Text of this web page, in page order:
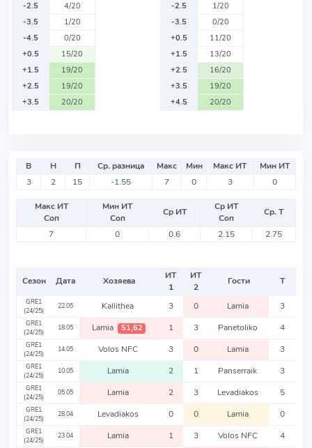
-2.5
4/20
-3.5
1/20
-4.5
0/20
+0.5
15/20
+1.5
19/20
+2.5
19/20
+3.5
20/20
-2.5
1/20
-3.5
0/20
+0.5
11/20
+1.5
13/20
+2.5
16/20
+3.5
19/20
+4.5
20/20
В Н П Ср. разница Макс Мин Макс ИТ
Мин ИТ
3
2 15 -1.55 7 0 3 0
Макс ИТ
Соп
Мин ИТ
Соп
Ср ИТ
Ср ИТ
Соп
Ср. Т
7
0 0.6 2.15 2.75
Сезон Дата Хозяева
ИТ
1
ИТ
2
Гости Т
GRE1
(24/25)
22.05 Kallithea 3 0 Lamia 3
GRE1
(24/25)
18.05 Lamia 51,62 1 3 Panetoliko 4
GRE1
(24/25)
14.05 Volos NFC 3 0 Lamia 3
GRE1
(24/25)
10.05 Lamia 2 1 Panserraik 3
GRE1
(24/25)
05.05 Lamia 2 3 Levadiakos 5
GRE1
(24/25)
28.04 Levadiakos 0 0 Lamia 0
GRE1
(24/25)
23.04 Lamia 1 3 Volos NFC 4